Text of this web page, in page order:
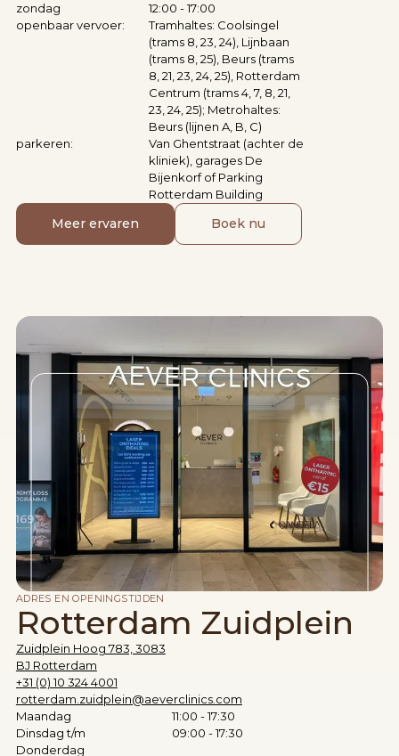
zondag
12:00 - 17:00
openbaar vervoer:
Tramhaltes: Coolsingel
(trams 8, 23, 24), Lijnbaan
(trams 8, 25), Beurs (trams
8, 21, 23, 24, 25), Rotterdam
Centrum (trams 4, 7, 8, 21,
23, 24, 25); Metrohaltes:
Beurs (lijnen A, B, C)
parkeren:
Van Ghentstraat (achter de
kliniek), garages De
Bijenkorf of Parking
Rotterdam Building
Meer ervaren Boek nu
ADRES EN OPENINGSTIJDEN
Rotterdam Zuidplein
Zuidplein Hoog 783, 3083
BJ Rotterdam
+31 (0) 10 324 4001
rotterdam.zuidplein@aeverclinics.com
Maandag
11:00 - 17:30
Dinsdag t/m
Donderdag
09:00 - 17:30